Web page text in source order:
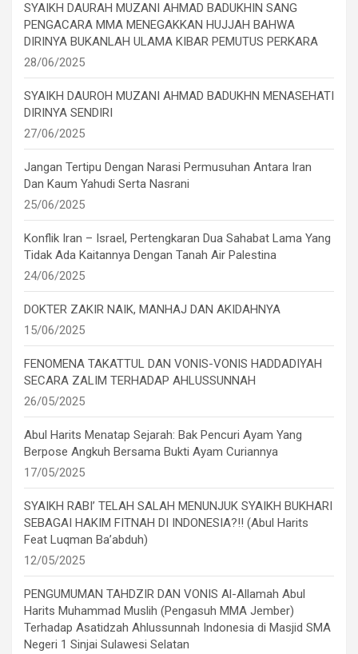
SYAIKH DAURAH MUZANI AHMAD BADUKHIN SANG
PENGACARA MMA MENEGAKKAN HUJJAH BAHWA
DIRINYA BUKANLAH ULAMA KIBAR PEMUTUS PERKARA
28/06/2025
SYAIKH DAUROH MUZANI AHMAD BADUKHN MENASEHATI
DIRINYA SENDIRI
27/06/2025
Jangan Tertipu Dengan Narasi Permusuhan Antara Iran
Dan Kaum Yahudi Serta Nasrani
25/06/2025
Konflik Iran – Israel, Pertengkaran Dua Sahabat Lama Yang
Tidak Ada Kaitannya Dengan Tanah Air Palestina
24/06/2025
DOKTER ZAKIR NAIK, MANHAJ DAN AKIDAHNYA
15/06/2025
FENOMENA TAKATTUL DAN VONIS-VONIS HADDADIYAH
SECARA ZALIM TERHADAP AHLUSSUNNAH
26/05/2025
Abul Harits Menatap Sejarah: Bak Pencuri Ayam Yang
Berpose Angkuh Bersama Bukti Ayam Curiannya
17/05/2025
SYAIKH RABI’ TELAH SALAH MENUNJUK SYAIKH BUKHARI
SEBAGAI HAKIM FITNAH DI INDONESIA?!! (Abul Harits
Feat Luqman Ba’abduh)
12/05/2025
PENGUMUMAN TAHDZIR DAN VONIS Al-Allamah Abul
Harits Muhammad Muslih (Pengasuh MMA Jember)
Terhadap Asatidzah Ahlussunnah Indonesia di Masjid SMA
Negeri 1 Sinjai Sulawesi Selatan